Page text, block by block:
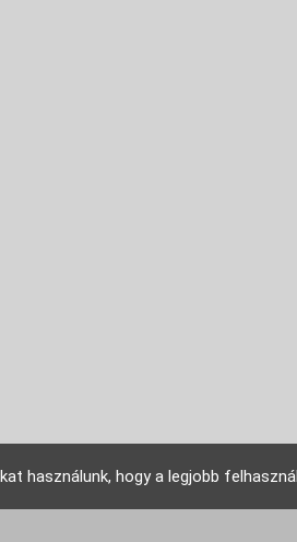
használunk, hogy a legjobb